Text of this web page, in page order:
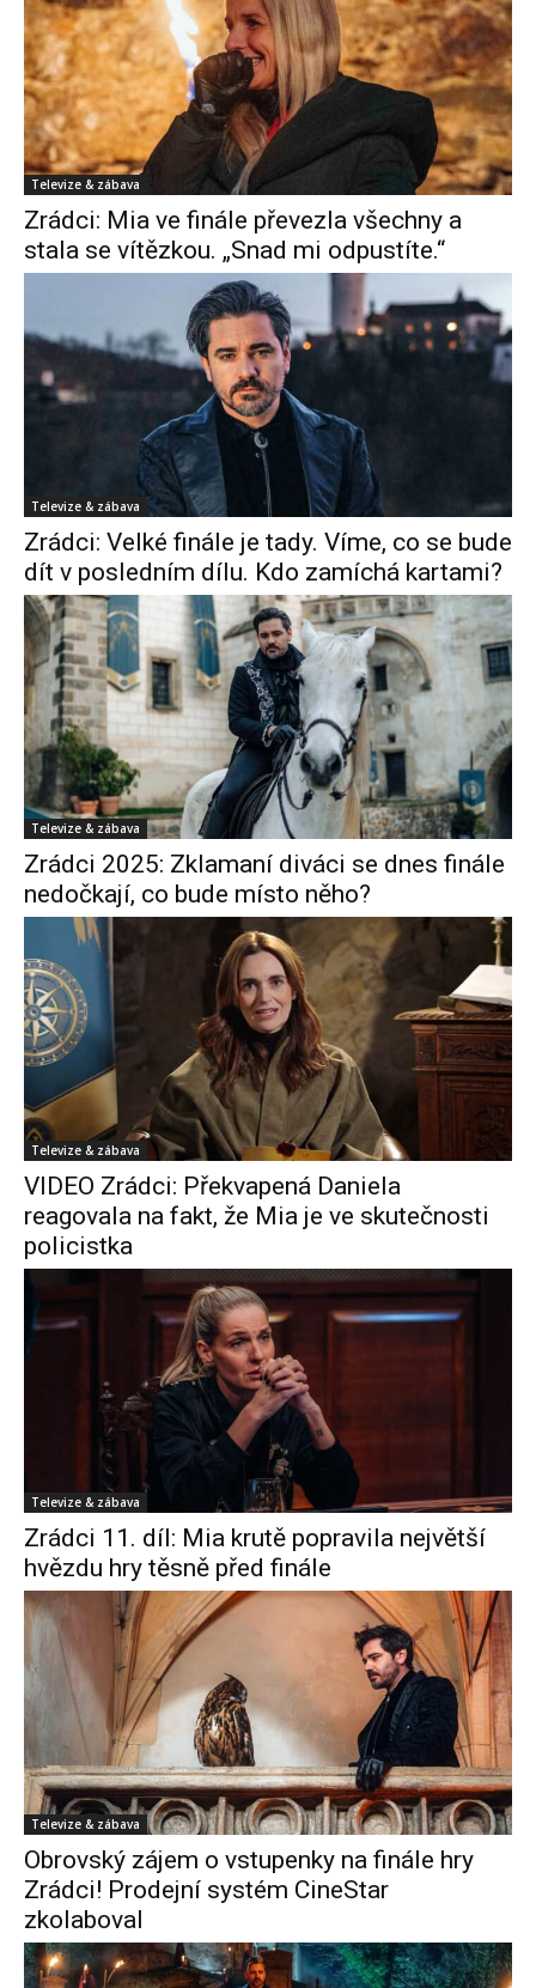
Televize & zábava
Zrádci: Mia ve finále převezla všechny a
stala se vítězkou. „Snad mi odpustíte.“
Televize & zábava
Zrádci: Velké finále je tady. Víme, co se bude
dít v posledním dílu. Kdo zamíchá kartami?
Televize & zábava
Zrádci 2025: Zklamaní diváci se dnes finále
nedočkají, co bude místo něho?
Televize & zábava
VIDEO Zrádci: Překvapená Daniela
reagovala na fakt, že Mia je ve skutečnosti
policistka
Televize & zábava
Zrádci 11. díl: Mia krutě popravila největší
hvězdu hry těsně před finále
Televize & zábava
Obrovský zájem o vstupenky na finále hry
Zrádci! Prodejní systém CineStar
zkolaboval